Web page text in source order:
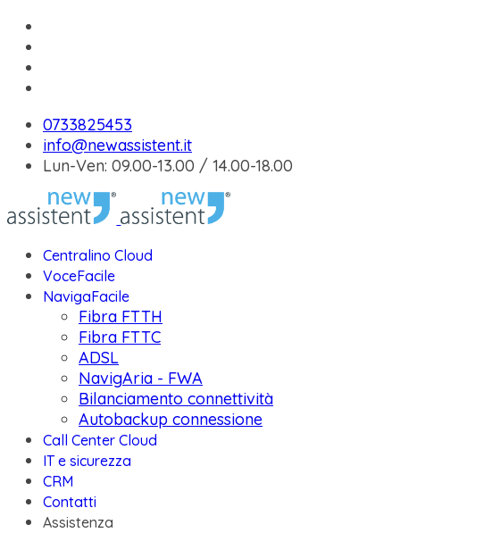
0733825453
info@newassistent.it
Lun-Ven: 09.00-13.00 / 14.00-18.00
Centralino Cloud
VoceFacile
NavigaFacile
Fibra FTTH
Fibra FTTC
ADSL
NavigAria - FWA
Bilanciamento connettività
Autobackup connessione
Call Center Cloud
IT e sicurezza
CRM
Contatti
Assistenza